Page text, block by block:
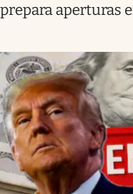
prepara aperturas